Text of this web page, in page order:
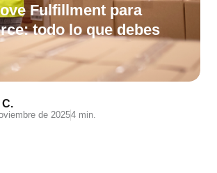
Fulfillment para
todo lo que debes
C.
de 20254 min.